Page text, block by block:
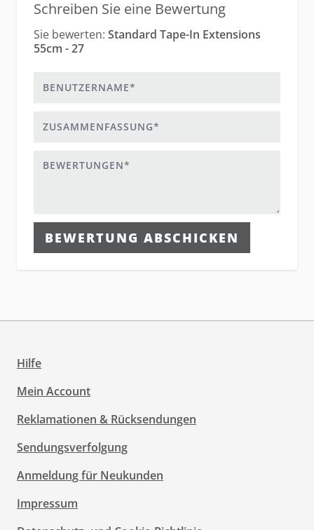
Schreiben Sie eine Bewertung
Sie bewerten: Standard Tape-In Extensions
55cm - 27
BEWERTUNG ABSCHICKEN
Hilfe
Mein Account
Reklamationen & Rücksendungen
Sendungsverfolgung
Anmeldung für Neukunden
Impressum